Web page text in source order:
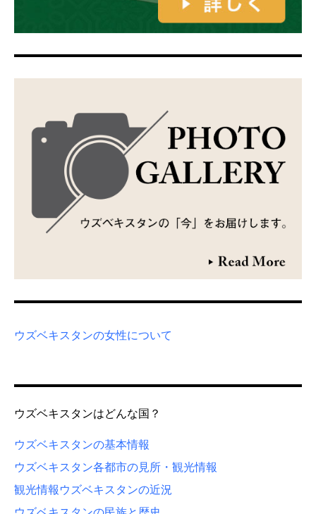
ウズベキスタンの女性について
ウズベキスタンはどんな国？
ウズベキスタンの基本情報
ウズベキスタン各都市の見所・観光情報
観光情報 ウズベキスタンの近況